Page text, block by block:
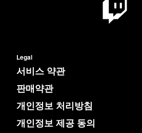
Legal
서비스 약관
판매약관
개인정보 처리방침
개인정보 제공 동의